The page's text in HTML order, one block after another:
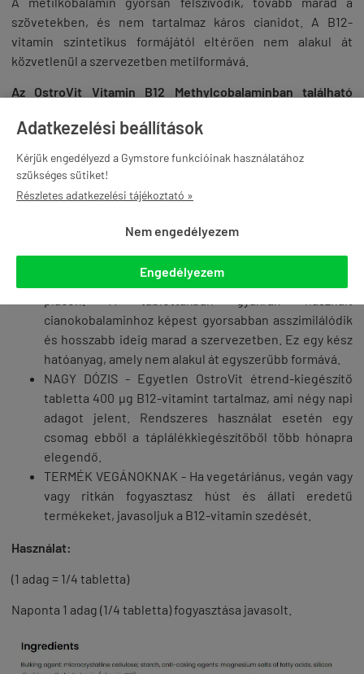
Adatkezelési beállítások
Kérjük engedélyezd a Gymstore funkcióinak használatához
szükséges sütiket!
Részletes adatkezelési tájékoztató »
Nem engedélyezem
Engedélyezem
szövetekben, és nem tartalmaz káros cianidot. A B12-
vitamin szintetikus formájától eltérően nem alakul át
közvetlenül a szervezetben metilformává.
Az OstroVit Vitamin B12 Methylcobalaminban található
vitamin nélkül a szervezet nem képes megfelelően
működni. A B12-vitamin támogatja a vörösvérsejtek
termelődését, valamint befolyásolja az idegrendszert,
támogatásában.
VITAMIN METILKOBALAMIN FORMÁBAN- A
metilkobalamin a B12-vitamin legjobb formája a
cianokobalaminhoz képest gyorsabban asszimilálódik
és hosszabb ideig marad a szervezetben. Ez egy kész
hatóanyag, amely nem alakul át egyszerűbb formává.
NAGY DÓZIS - Egyetlen OstroVit étrend-kiegészítő
tabletta 400 µg B12-vitamint tartalmaz, ami négy napi
adagot jelent. Rendszeres használat esetén egy
csomag ebből a táplálékkiegészítőből több hónapra
elegendő.
TERMÉK VEGÁNOKNAK - Ha vegetáriánus, vegán vagy
vagy ritkán fogyasztasz húst és állati eredetű
termékeket, javasoljuk a B12-vitamin szedését.
Használat:
(1 adag = 1/4 tabletta)
Naponta 1 adag (1/4 tabletta) fogyasztása javasolt.